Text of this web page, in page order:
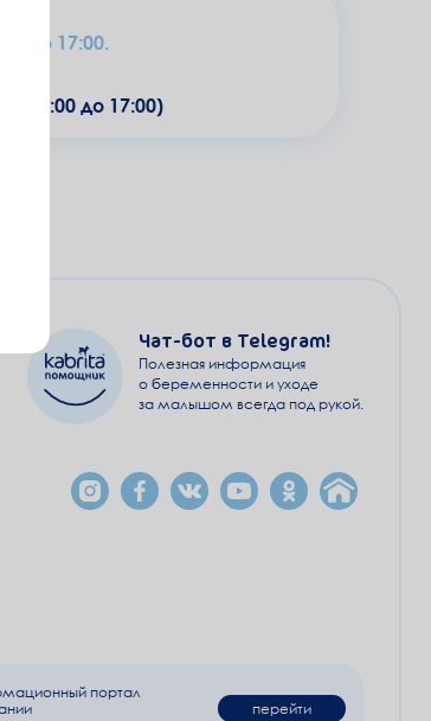
до 17:00.
с 09:00 до 17:00)
Чат-бот в Telegram!
Полезная информация
о беременности и уходе
за малышом всегда под рукой.
портал
перейти